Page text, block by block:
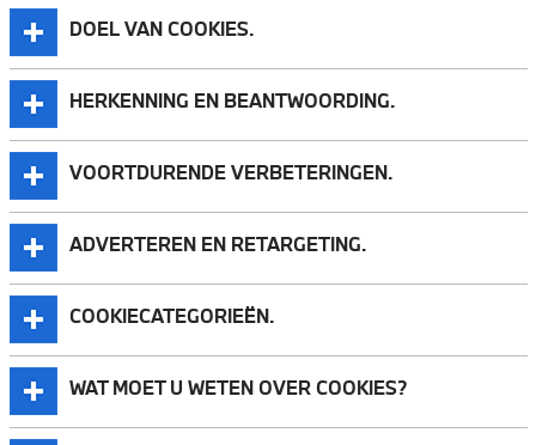
DOEL VAN COOKIES.
HERKENNING EN BEANTWOORDING.
VOORTDURENDE VERBETERINGEN.
ADVERTEREN EN RETARGETING.
COOKIECATEGORIEËN.
WAT MOET U WETEN OVER COOKIES?